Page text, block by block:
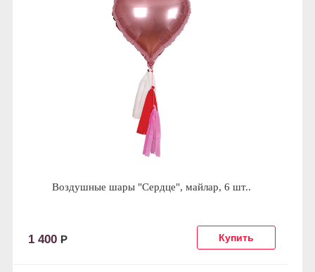
Воздушные шары "Сердце", майлар, 6 шт..
1 400 Р